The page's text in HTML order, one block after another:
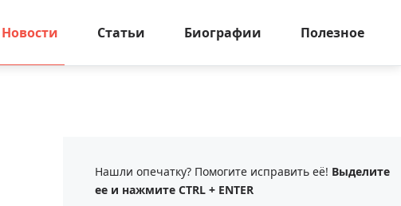
Новости Статьи Биографии Полезное
Нашли опечатку? Помогите исправить её! Выделите
ее и нажмите CTRL + ENTER